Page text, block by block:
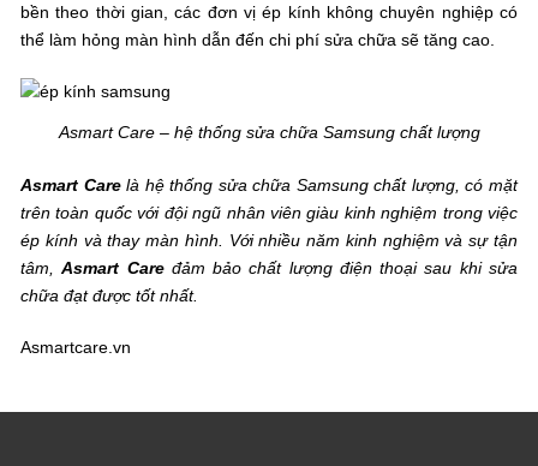
bền theo thời gian, các đơn vị ép kính không chuyên nghiệp có
thể làm hỏng màn hình dẫn đến chi phí sửa chữa sẽ tăng cao.
Asmart Care – hệ thống sửa chữa Samsung chất lượng
Asmart Carelà hệ thống sửa chữa Samsung chất lượng, có mặt
trên toàn quốc với đội ngũ nhân viên giàu kinh nghiệm trong việc
ép kính và thay màn hình. Với nhiều năm kinh nghiệm và sự tận
tâm,Asmart Caređảm bảo chất lượng điện thoại sau khi sửa
chữa đạt được tốt nhất.
Asmartcare.vn